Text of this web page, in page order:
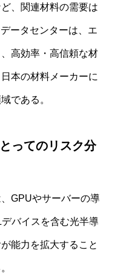
、関連材料の需要は
ータセンターは、エ
高効率・高信頼な材
本の材料メーカーに
である。
ってのリスク分
GPUやサーバーの導
バイスを含む光半導
能力を拡大すること